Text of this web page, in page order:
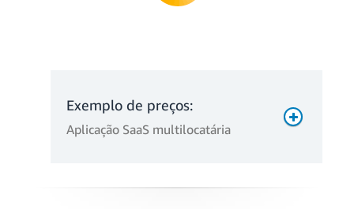
Exemplo de preços:
Aplicação SaaS multilocatária